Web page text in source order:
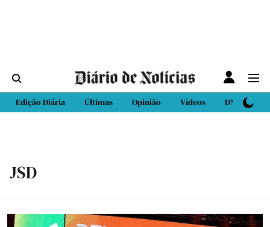
Edição Diária Últimas Opinião Vídeos DN Sport
JSD